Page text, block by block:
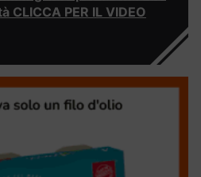
PER IL VIDEO